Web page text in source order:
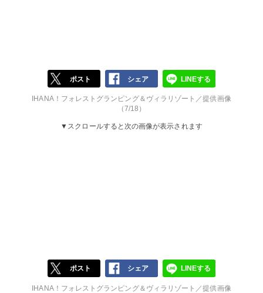
ポスト シェア LINEする
IHANA！フォレストグランピング＆ヴィラリゾート／提供画像
（7/18）
▼スクロールすると次の画像が表示されます
ポスト シェア LINEする
IHANA！フォレストグランピング＆ヴィラリゾート／提供画像